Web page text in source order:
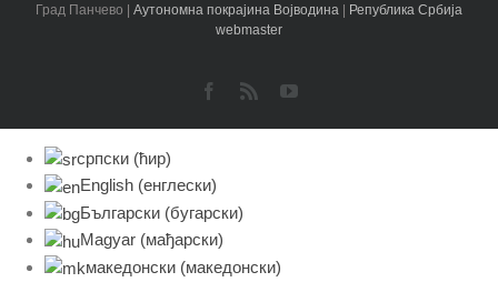
Град Панчево | Аутономна покрајина Војводина | Република Србија
webmaster
Facebook
Rss YouTube
српски (ћир)
English (енглески)
Български (бугарски)
Magyar (мађарски)
македонски (македонски)